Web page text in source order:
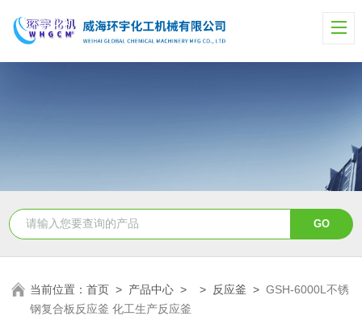
当前位置：首页 > 产品中心 > > 反应釜 >GSH-6000L不锈
钢复合板反应釜 化工生产反应釜